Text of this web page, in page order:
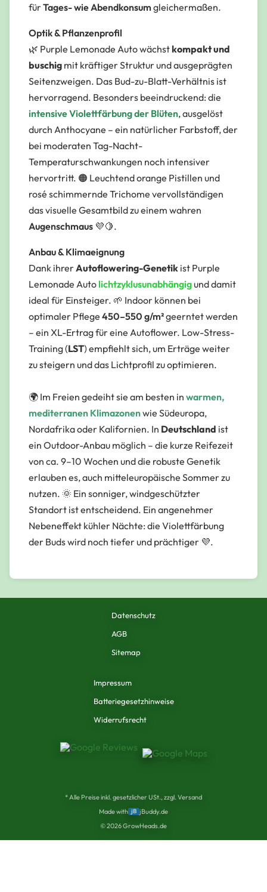
fürTages- wie Abendkonsum gleichermaßen.
Optik & Pflanzenprofil
🌿 Purple Lemonade Auto wächstkompakt und
buschig mit kräftiger Struktur und ausgeprägten
Seitenzweigen. Das Bud-zu-Blatt-Verhältnis ist
hervorragend. Besonders beeindruckend: die
intensive Violettfärbung der Blüten, ausgelöst
durch Anthocyane – ein natürlicher Farbstoff, der
bei moderaten Tag-Nacht-
Temperaturschwankungen noch intensiver
hervortritt. 🟠 Leuchtend orange Pistillen und
rosé schimmernde Trichome vervollständigen
das visuelle Gesamtbild zu einem wahren
Augenschmaus 💜🍋.
Anbau & Klimaeignung
Dank ihrerAutoflowering-Genetik ist Purple
Lemonade Auto lichtzyklusunabhängigund damit
ideal für Einsteiger. 🌱 Indoor können bei
optimaler Pflege 450–550 g/m²geerntet werden
– ein XL-Ertrag für eine Autoflower. Low-Stress-
Training (LST) empfiehlt sich, um Erträge weiter
zu steigern und das Lichtprofil zu optimieren.
🌍 Im Freien gedeiht sie am besten in warmen,
mediterranen Klimazonenwie Südeuropa,
Nordafrika oder Kalifornien. In Deutschland ist
ein Outdoor-Anbau möglich – die kurze Reifezeit
von ca. 9–10 Wochen und die robuste Genetik
erlauben es, auch mitteleuropäische Sommer zu
nutzen. 🌞 Ein sonniger, windgeschützter
Standort ist entscheidend. Ein angenehmer
Nebeneffekt kühler Nächte: die Violettfärbung
der Budswird noch tiefer und prächtiger 💜.
Datenschutz
AGB
Sitemap
Impressum
Batteriegesetzhinweise
Widerrufsrecht
* Alle Preise inkl. gesetzlicher USt., zzgl. Versand
Made with jB jBuddy.de
©2026GrowHeads.de